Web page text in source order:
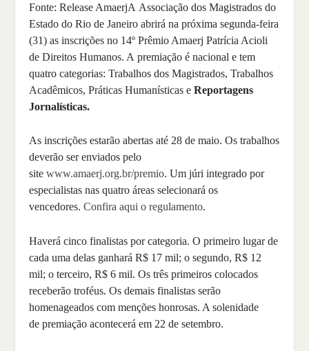
Fonte: Release AmaerjA Associação dos Magistrados do
Estado do Rio de Janeiro abrirá na próxima segunda-feira
(31) as inscrições no 14º Prêmio Amaerj Patrícia Acioli
de Direitos Humanos. A premiação é nacional e tem
quatro categorias: Trabalhos dos Magistrados, Trabalhos
Acadêmicos, Práticas Humanísticas eReportagens
Jornalísticas.
As inscrições estarão abertas até 28 de maio. Os trabalhos
deverão ser enviados pelo
sitewww.amaerj.org.br/premio. Um júri integrado por
especialistas nas quatro áreas selecionará os
vencedores.Confira aqui o regulamento.
Haverá cinco finalistas por categoria. O primeiro lugar de
cada uma delas ganhará R$ 17 mil; o segundo, R$ 12
mil; o terceiro, R$ 6 mil. Os três primeiros colocados
receberão troféus. Os demais finalistas serão
homenageados com menções honrosas. A solenidade
de premiação acontecerá em 22 de setembro.